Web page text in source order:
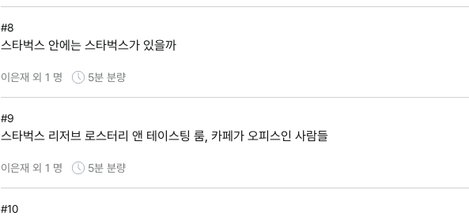
#8
스타벅스 안에는 스타벅스가 있을까
이은재 외 1 명 5분 분량
#9
스타벅스 리저브 로스터리 앤 테이스팅 룸, 카페가 오피스인 사람들
이은재 외 1 명 5분 분량
#10